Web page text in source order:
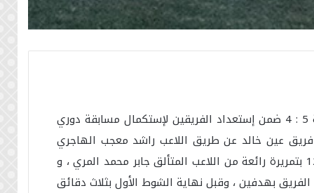
باللقاء الودي 33 بالموسم الفريق يحقق الفوز الصعب على فريق عين خالد ” عثمان القحطاني ” بنتيجة 5 : 4 ضمن إستعداد الفريقين لإستكمال مسابقة دوري
شاءالله بالشهر القادم مارس 2022 ، تقدم بالتسجيل فريق عين خالد عن طريق اللاعب راشد معجب الهاجري
بالدقيقة 4 ، ولكن الفريق إستطاع العودة و تعديل النتيجة عن طريق اللاعب مشاري العلي بالدقيقة 12 بتمريرة رائعة من اللاعب المتألق جابر محمد المري ، و
بهدفين ، وقبل نهاية الشوط الأول بثلاث دقائق